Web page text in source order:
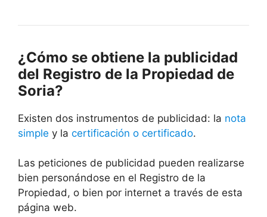
¿Cómo se obtiene la publicidad
del Registro de la Propiedad de
Soria?
Existen dos instrumentos de publicidad: la nota
simple y la certificación o certificado.
Las peticiones de publicidad pueden realizarse
bien personándose en el Registro de la
Propiedad, o bien por internet a través de esta
página web.